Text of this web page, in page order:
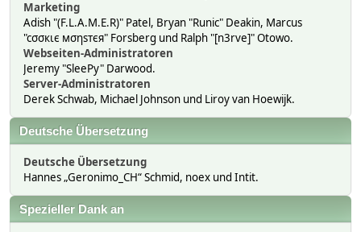
Marketing
Adish "(F.L.A.M.E.R)" Patel, Bryan "Runic" Deakin, Marcus
"cσσкιє мσηѕтєя" Forsberg und Ralph "[n3rve]" Otowo.
Webseiten-Administratoren
Jeremy "SleePy" Darwood.
Server-Administratoren
Derek Schwab, Michael Johnson und Liroy van Hoewijk.
Deutsche Übersetzung
Deutsche Übersetzung
Hannes „Geronimo_CH“ Schmid, noex und Intit.
Spezieller Dank an